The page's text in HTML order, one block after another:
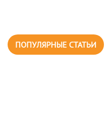
ПОПУЛЯРНЫЕ СТАТЬИ